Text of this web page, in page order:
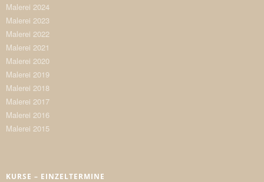
Malerei 2024
Malerei 2023
Malerei 2022
Malerei 2021
Malerei 2020
Malerei 2019
Malerei 2018
Malerei 2017
Malerei 2016
Malerei 2015
KURSE – EINZELTERMINE